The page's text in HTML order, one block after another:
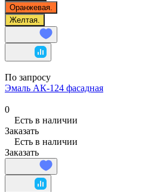
Оранжевая.
Желтая.
По запросу
Эмаль АК-124 фасадная
0
Есть в наличии
Заказать
Есть в наличии
Заказать